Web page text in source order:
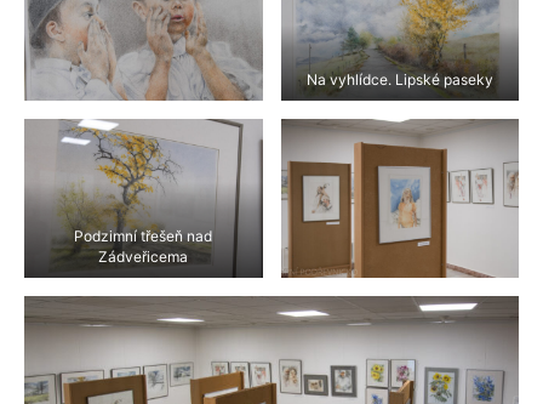
Na vyhlídce. Lipské paseky
Podzimní třešeň nad
Zádveřicema